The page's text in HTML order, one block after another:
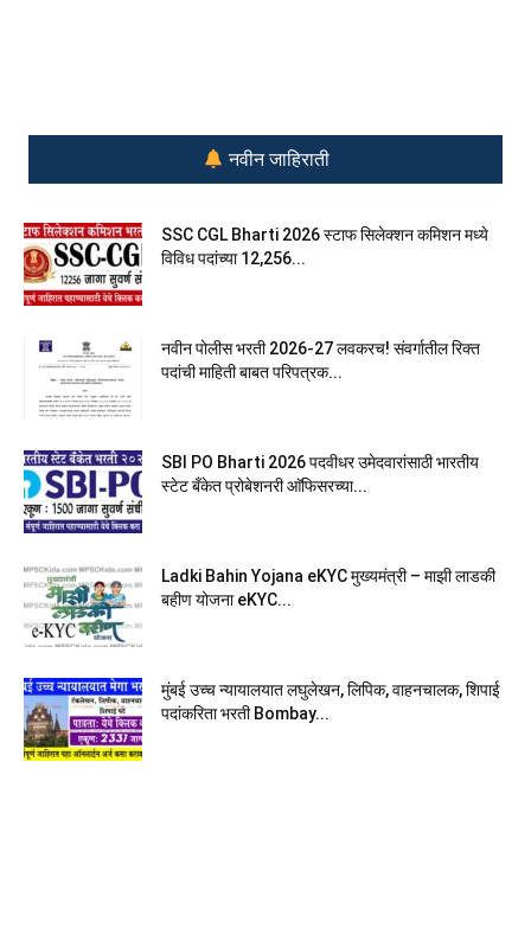
नवीन जाहिराती
SSC CGL Bharti 2026 स्टाफ सिलेक्शन कमिशन मध्ये
विविध पदांच्या 12,256...
नवीन पोलीस भरती 2026-27 लवकरच! संवर्गातील रिक्त
पदांची माहिती बाबत परिपत्रक...
SBI PO Bharti 2026 पदवीधर उमेदवारांसाठी भारतीय
स्टेट बँकेत प्रोबेशनरी आ‍ॅफिसरच्या...
Ladki Bahin Yojana eKYC मुख्यमंत्री – माझी लाडकी
बहीण योजना eKYC...
मुंबई उच्च न्यायालयात लघुलेखन, लिपिक, वाहनचालक, शिपाई
पदांकरिता भरती Bombay...